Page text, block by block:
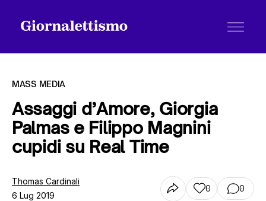
Tutti gli articoli
Chi siamo
MASS MEDIA
Assaggi d’Amore, Giorgia
Palmas e Filippo Magnini
cupidi su Real Time
Thomas Cardinali
6 Lug 2019
0 0